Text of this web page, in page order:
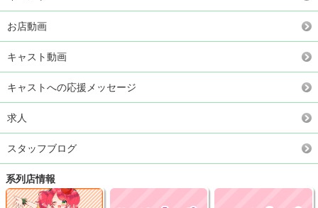
お店動画
キャスト動画
キャストへの応援メッセージ
求人
スタッフブログ
系列店情報